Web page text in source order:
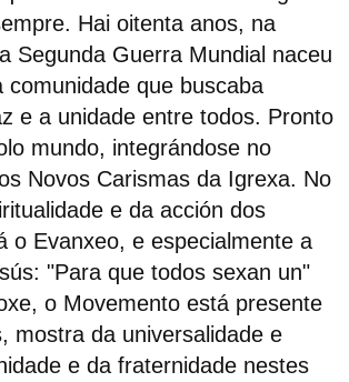
Hai oitenta anos, na
Segunda Guerra Mundial naceu
comunidade que buscaba
e a unidade entre todos. Pronto
mundo, integrándose no
Novos Carismas da Igrexa. No
e da acción dos
o Evanxeo, e especialmente a
"Para que todos sexan un"
o Movemento está presente
mostra da universalidade e
e da fraternidade nestes